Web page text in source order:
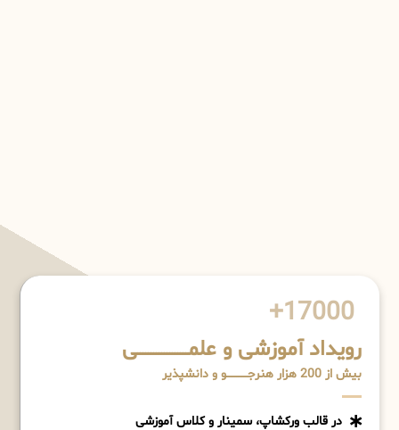
17000+
رویداد آموزشی و علمـــــــــــــــــــی
بیش از 200 هزار هنرجــــــــــــو و دانشپذیر
در قالب ورکشاپ، سمینار و کلاس آموزشی